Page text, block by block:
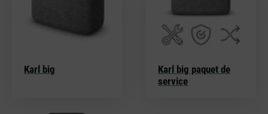
Karl big
Karl big paquet de
service